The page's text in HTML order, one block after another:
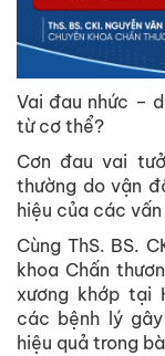
Vai đau nhức –
từ cơ thể?
Cơn đau vai
thường do vận
hiệu của các
Cùng ThS. BS.
khoa Chấn
xương khớp tại
các bệnh lý
hiệu quả trong